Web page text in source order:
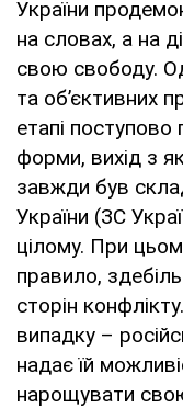
України
на словах, а на
свою свободу.
та об’єктивних
етапі поступово
форми, вихід з
завжди був
України (ЗС
цілому. При
правило,
сторін
випадку –
надає їй
нарощувати